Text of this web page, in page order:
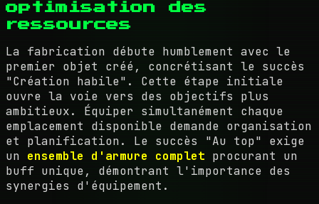
optimisation des
ressources
La fabrication débute humblement avec le
premier objet créé, concrétisant le succès
"Création habile". Cette étape initiale
ouvre la voie vers des objectifs plus
ambitieux. Équiper simultanément chaque
emplacement disponible demande organisation
et planification. Le succès "Au top" exige
un ensemble d'armure complet procurant un
buff unique, démontrant l'importance des
synergies d'équipement.